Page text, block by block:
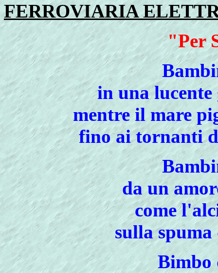
FERROVIARIA
"Per
in una
mentre il mare
fino ai tornanti
da un
come
sulla spuma
Bimbo